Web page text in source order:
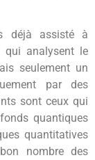
déjà assisté à
qui analysent le
seulement un
par des
sont ceux qui
quantiques
quantitatives
nombre des